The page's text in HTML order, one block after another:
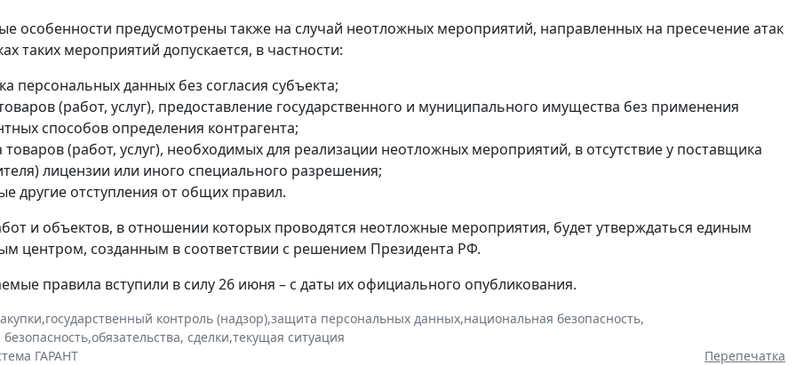
особенности предусмотрены также на случай неотложных мероприятий, направленных на пресечение атак
таких мероприятий допускается, в частности:
персональных данных без согласия субъекта;
(работ, услуг), предоставление государственного и муниципального имущества без применения
способов определения контрагента;
товаров (работ, услуг), необходимых для реализации неотложных мероприятий, в отсутствие у поставщика
лицензии или иного специального разрешения;
другие отступления от общих правил.
и объектов, в отношении которых проводятся неотложные мероприятия, будет утверждаться единым
центром, созданным в соответствии с решением Президента РФ.
правила вступили в силу 26 июня – с даты их официального опубликования.
,государственный контроль (надзор),защита персональных данных,национальная безопасность,
,обязательства, сделки,текущая ситуация
ГАРАНТ
Перепечатка